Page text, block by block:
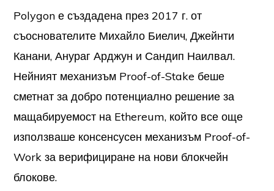
Polygon е създадена през 2017 г. от
съоснователите Михайло Биелич, Джейнти
Канани, Анураг Арджун и Сандип Наилвал.
Нейният механизъм Proof-of-Stake беше
сметнат за добро потенциално решение за
мащабируемост на Ethereum, който все още
използваше консенсусен механизъм Proof-of-
Work за верифициране на нови блокчейн
блокове.